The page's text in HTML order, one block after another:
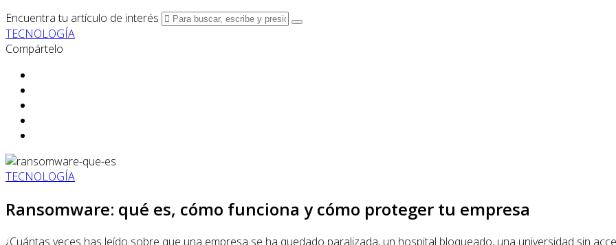
Encuentra tu artículo de interés
TECNOLOGÍA
Compártelo
TECNOLOGÍA
Ransomware: qué es, cómo funciona y cómo proteger tu empresa
¿Cuántas veces has leído sobre que una empresa se ha quedado paralizada, un hospital bloqueado, una universidad sin